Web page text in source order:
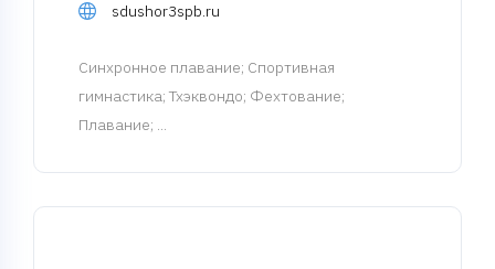
sdushor3spb.ru
Синхронное плавание; Спортивная
гимнастика; Тхэквондо; Фехтование;
Плавание; ...